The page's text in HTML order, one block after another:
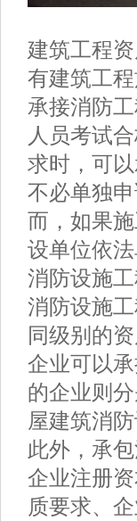
建筑工程
有建筑工
承接消防
人员考试
求时，可
不必单独
而，如果
设单位依
消防设施工
消防设施
同级别的
企业可以
的企业则
屋建筑消
此外，承
企业注册
质要求、